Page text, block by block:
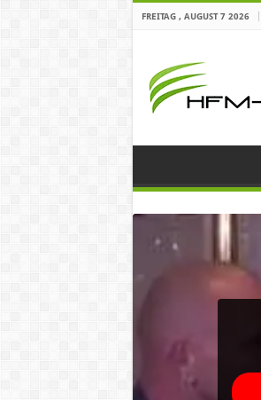
FREITAG , AUGUST 7 2026